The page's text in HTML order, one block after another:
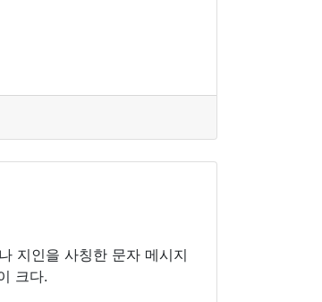
지인을 사칭한 문자 메시지
크다.